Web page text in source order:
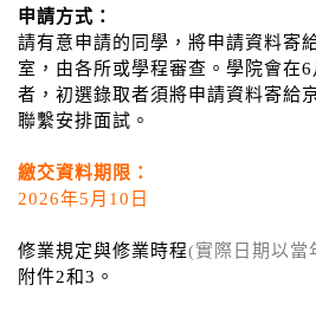
申請方式：
請有意申請的同學，將申請資料寄
室，由各所或學程審查。學院會在
者，初選錄取者須將申請資料寄給
聯繫安排面試。
繳交資料期限：
2026年5月10日
修業規定與修業時程(實際日期以當
附件2和3。